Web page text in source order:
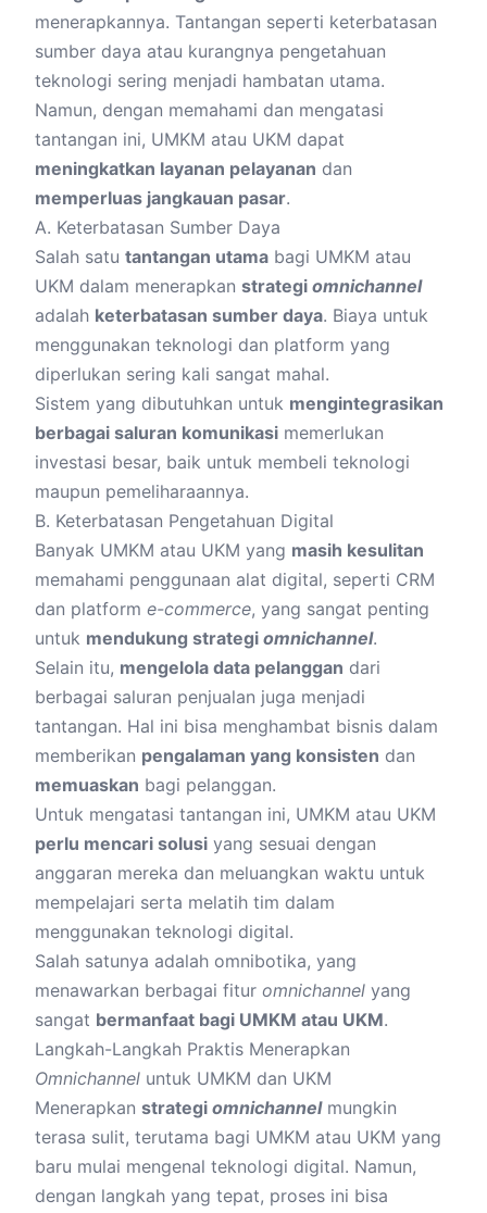
menerapkannya. Tantangan seperti keterbatasan
sumber daya atau kurangnya pengetahuan
teknologi sering menjadi hambatan utama.
Namun, dengan memahami dan mengatasi
tantangan ini, UMKM atau UKM dapat
meningkatkan layanan pelayanan dan
memperluas jangkauan pasar.
A. Keterbatasan Sumber Daya
Salah satu tantangan utama bagi UMKM atau
UKM dalam menerapkan strategi omnichannel
adalah keterbatasan sumber daya. Biaya untuk
menggunakan teknologi dan platform yang
diperlukan sering kali sangat mahal.
Sistem yang dibutuhkan untuk mengintegrasikan
berbagai saluran komunikasi memerlukan
investasi besar, baik untuk membeli teknologi
maupun pemeliharaannya.
B. Keterbatasan Pengetahuan Digital
Banyak UMKM atau UKM yang masih kesulitan
memahami penggunaan alat digital, seperti CRM
dan platform e-commerce, yang sangat penting
untuk mendukung strategi omnichannel.
Selain itu, mengelola data pelanggan dari
berbagai saluran penjualan juga menjadi
tantangan. Hal ini bisa menghambat bisnis dalam
memberikan pengalaman yang konsisten dan
memuaskan bagi pelanggan.
Untuk mengatasi tantangan ini, UMKM atau UKM
perlu mencari solusi yang sesuai dengan
anggaran mereka dan meluangkan waktu untuk
mempelajari serta melatih tim dalam
menggunakan teknologi digital.
Salah satunya adalah omnibotika, yang
menawarkan berbagai fitur omnichannel yang
sangat bermanfaat bagi UMKM atau UKM.
Langkah-Langkah Praktis Menerapkan
Omnichannel untuk UMKM dan UKM
Menerapkan strategi omnichannelmungkin
terasa sulit, terutama bagi UMKM atau UKM yang
baru mulai mengenal teknologi digital. Namun,
dengan langkah yang tepat, proses ini bisa